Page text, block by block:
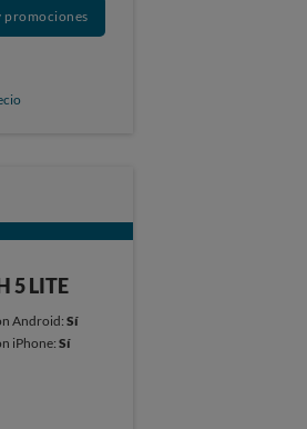
promociones
5 LITE
Android: Sí
iPhone: Sí